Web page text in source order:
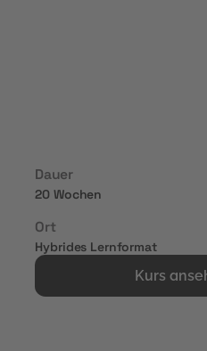
Dauer
20 Wochen
Ort
Hybrides Lernformat
Kurs